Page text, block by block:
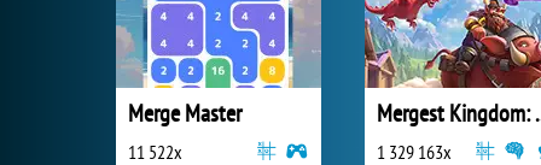
Merge Master
11 522x 1 329 163x